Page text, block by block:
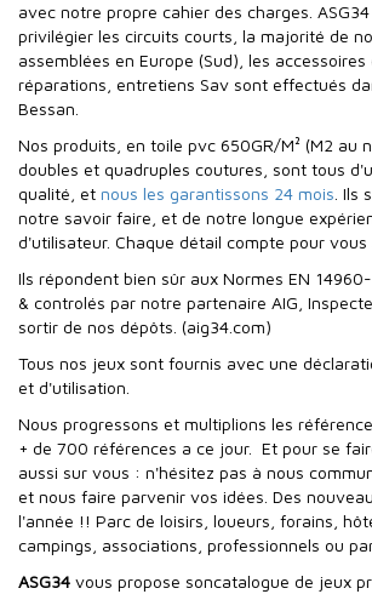
avec notre propre cahier des charges.
privilégier les circuits courts, la majorité de
assemblées en Europe (Sud), les
réparations, entretiens Sav sont effectués
Bessan.
Nos produits, en toile pvc 650GR/M² (M2 au
doubles et quadruples coutures, sont tous
qualité, et nous les garantissons 24 mois . Ils
notre savoir faire, et de notre longue
d'utilisateur. Chaque détail compte pour vous
Ils répondent bien sûr aux Normes EN
& controlés par notre partenaire AIG,
sortir de nos dépôts. (aig34.com)
Tous nos jeux sont fournis avec une
et d'utilisation.
Nous progressons et multiplions les
+ de 700 références a ce jour. Et pour se
aussi sur vous : n'hésitez pas à nous
et nous faire parvenir vos idées. Des
l'année !! Parc de loisirs, loueurs, forains,
campings, associations, professionnels ou
ASG34 vous propose soncatalogue de jeux